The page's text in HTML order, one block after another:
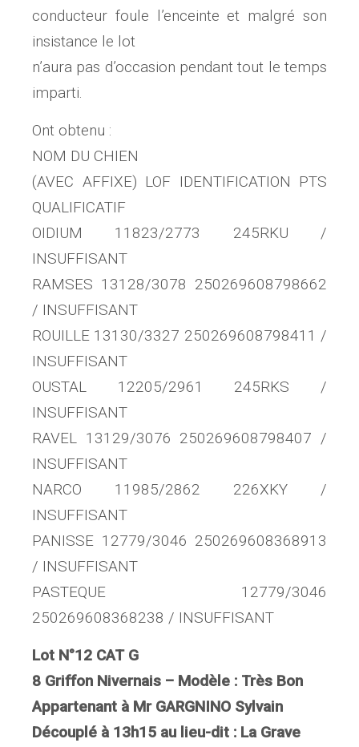
conducteur foule l’enceinte et malgré son
insistance le lot
n’aura pas d’occasion pendant tout le temps
imparti.
Ont obtenu :
NOM DU CHIEN
(AVEC AFFIXE) LOF IDENTIFICATION PTS
QUALIFICATIF
OIDIUM 11823/2773 245RKU /
INSUFFISANT
RAMSES 13128/3078 250269608798662
/ INSUFFISANT
ROUILLE 13130/3327 250269608798411 /
INSUFFISANT
OUSTAL 12205/2961 245RKS /
INSUFFISANT
RAVEL 13129/3076 250269608798407 /
INSUFFISANT
NARCO 11985/2862 226XKY /
INSUFFISANT
PANISSE 12779/3046 250269608368913
/ INSUFFISANT
PASTEQUE 12779/3046
250269608368238 / INSUFFISANT
Lot N°12 CAT G
8 Griffon Nivernais – Modèle : Très Bon
Appartenant à Mr GARGNINO Sylvain
Découplé à 13h15 au lieu-dit : La Grave